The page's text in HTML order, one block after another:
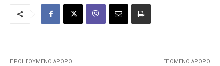
ΠΡΟΗΓΟΎΜΕΝΟ ΆΡΘΡΟ ΕΠΌΜΕΝΟ ΆΡΘΡΟ